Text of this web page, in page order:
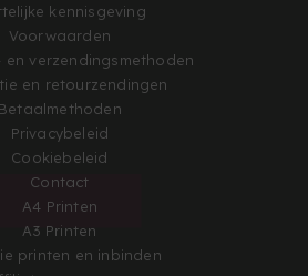
kennisgeving
Voorwaarden
en verzendingsmethoden
en retourzendingen
Betaalmethoden
Privacybeleid
Cookiebeleid
Contact
A4 Printen
A3 Printen
printen en inbinden